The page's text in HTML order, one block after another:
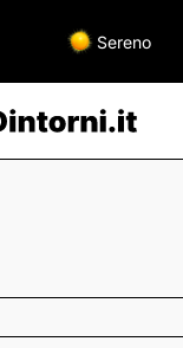
Sereno